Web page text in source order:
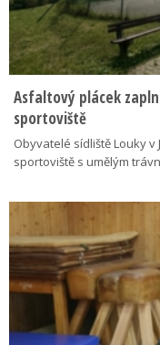
Asfaltový plácek
sportoviště
Obyvatelé sídliště Louky
sportoviště s umělým